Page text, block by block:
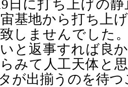
日に打ち上げの
基地から打ち上
しませんでした
と返事すれば良
みて人工天体と
が出揃うのを待